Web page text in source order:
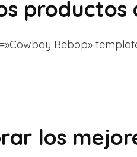
productos
Bebop»
los